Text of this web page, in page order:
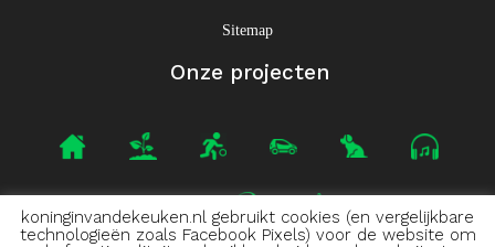
Sitemap
Onze projecten
koninginvandekeuken.nl gebruikt cookies (en vergelijkbare
technologieën zoals Facebook Pixels) voor de website om